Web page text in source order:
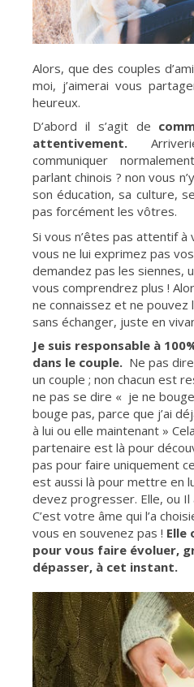
Alors, que des couples
moi, j’aimerai vous
heureux.
D’abord il s’agit de
attentivement.
communiquer
parlant chinois ? non vous
son éducation, sa culture,
pas forcément les vôtres.
Si vous n’êtes pas attentif
vous ne lui exprimez pas
demandez pas les siennes,
vous comprendrez plus !
ne connaissez et ne pouvez
sans échanger, juste en
Je suis responsable à
dans le couple. Ne pas
un couple ; non chacun est
ne pas se dire « je ne
bouge pas, parce que j’ai
à lui ou elle maintenant »
partenaire est là pour
pas pour faire uniquement
est aussi là pour mettre en
devez progresser. Elle, ou Il
C’est votre âme qui l’a
vous en souvenez pas ! Elle
pour vous faire évoluer,
dépasser, à cet instant.